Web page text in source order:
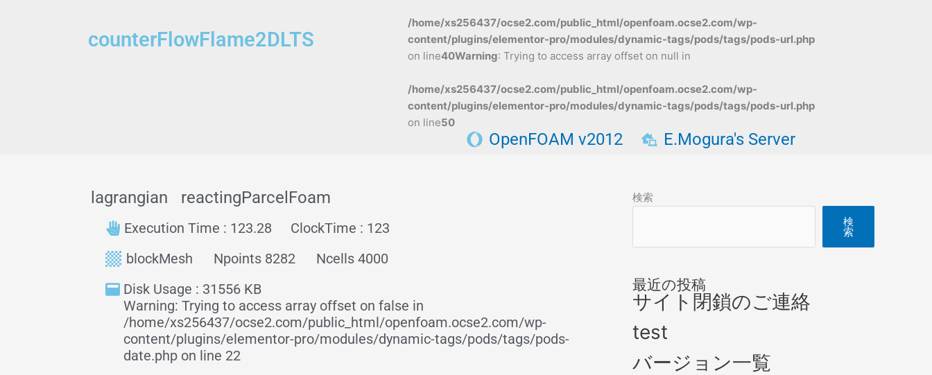
counterFlowFlame2DLTS
/home/xs256437/ocse2.com/public_html/openfoam.ocse2.com/wp-
content/plugins/elementor-pro/modules/dynamic-tags/pods/tags/pods-url.php
on line40Warning: Trying to access array offset on null in
/home/xs256437/ocse2.com/public_html/openfoam.ocse2.com/wp-
content/plugins/elementor-pro/modules/dynamic-tags/pods/tags/pods-url.php
on line50
OpenFOAM v2012 E.Mogura's Server
lagrangian reactingParcelFoam
Execution Time : 123.28
ClockTime : 123
blockMesh
Npoints 8282
Ncells 4000
Disk Usage : 31556 KB
Warning: Trying to access array offset on false in
/home/xs256437/ocse2.com/public_html/openfoam.ocse2.com/wp-
content/plugins/elementor-pro/modules/dynamic-tags/pods/tags/pods-
date.php on line 22
検索
検
索
最近の投稿
サイト閉鎖のご連絡
test
バージョン一覧